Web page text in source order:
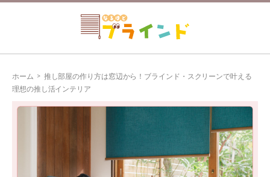
ホーム > 推し部屋の作り方は窓辺から！ブラインド・スクリーンで叶える
理想の推し活インテリア